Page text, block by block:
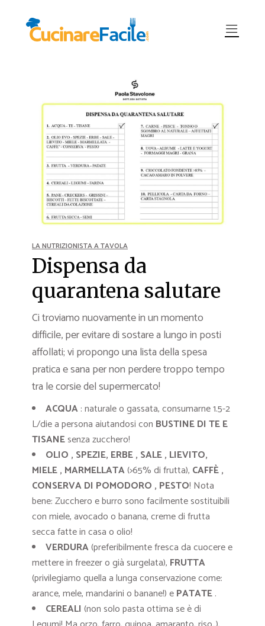
LA NUTRIZIONISTA A TAVOLA
Dispensa da
quarantena salutare
Ci troviamo nuovamente in un momento
difficile, per evitare di sostare a lungo in posti
affollati; vi propongo una lista della spesa
pratica e sana per non perdere troppo tempo
tra le corsie del supermercato!
ACQUA: naturale o gassata, consumarne 1.5-2
L/die a persona aiutandosi con BUSTINE DI TE E
TISANEsenza zucchero!
OLIO , SPEZIE, ERBE , SALE , LIEVITO,
MIELE , MARMELLATA(>65% di frutta), CAFFÈ ,
CONSERVA DI POMODORO , PESTO! Nota
bene: Zucchero e burro sono facilmente sostituibili
con miele, avocado o banana, creme di frutta
secca fatte in casa o olio!
VERDURA(preferibilmente fresca da cuocere e
mettere in freezer o già surgelata), FRUTTA
(privilegiamo quella a lunga conservazione come:
arance, mele, mandarini o banane!) ePATATE.
CEREALI (non solo pasta ottima se è di